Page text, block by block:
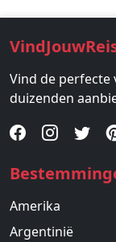
Vind de perfecte
duizenden
Amerika
Argentinië